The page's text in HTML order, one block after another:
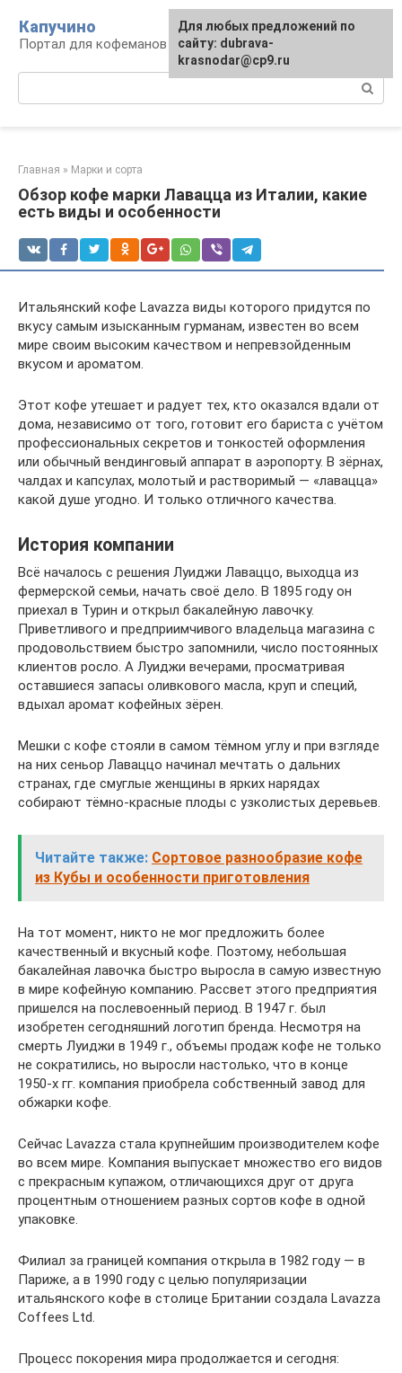
контенту
Капучино
Портал для кофеманов
Главная » Марки и сорта
Обзор кофе марки Лавацца из Италии, какие
есть виды и особенности
Итальянский кофе Lavazza виды которого придутся по
вкусу самым изысканным гурманам, известен во всем
мире своим высоким качеством и непревзойденным
вкусом и ароматом.
Этот кофе утешает и радует тех, кто оказался вдали от
дома, независимо от того, готовит его бариста с учётом
профессиональных секретов и тонкостей оформления
или обычный вендинговый аппарат в аэропорту. В зёрнах,
чалдах и капсулах, молотый и растворимый — «лавацца»
какой душе угодно. И только отличного качества.
История компании
Всё началось с решения Луиджи Лаваццо, выходца из
фермерской семьи, начать своё дело. В 1895 году он
приехал в Турин и открыл бакалейную лавочку.
Приветливого и предприимчивого владельца магазина с
продовольствием быстро запомнили, число постоянных
клиентов росло. А Луиджи вечерами, просматривая
оставшиеся запасы оливкового масла, круп и специй,
вдыхал аромат кофейных зёрен.
Мешки с кофе стояли в самом тёмном углу и при взгляде
на них сеньор Лаваццо начинал мечтать о дальних
странах, где смуглые женщины в ярких нарядах
собирают тёмно-красные плоды с узколистых деревьев.
Читайте также: Сортовое разнообразие кофе
из Кубы и особенности приготовления
На тот момент, никто не мог предложить более
качественный и вкусный кофе. Поэтому, небольшая
бакалейная лавочка быстро выросла в самую известную
в мире кофейную компанию. Рассвет этого предприятия
пришелся на послевоенный период. В 1947 г. был
изобретен сегодняшний логотип бренда. Несмотря на
смерть Луиджи в 1949 г., объемы продаж кофе не только
не сократились, но выросли настолько, что в конце
1950-х гг. компания приобрела собственный завод для
обжарки кофе.
Сейчас Lavazza стала крупнейшим производителем кофе
во всем мире. Компания выпускает множество его видов
с прекрасным купажом, отличающихся друг от друга
процентным отношением разных сортов кофе в одной
упаковке.
Филиал за границей компания открыла в 1982 году — в
Париже, а в 1990 году с целью популяризации
итальянского кофе в столице Британии создала Lavazza
Coffees Ltd.
Процесс покорения мира продолжается и сегодня:
Для любых предложений по
сайту: dubrava-
krasnodar@cp9.ru